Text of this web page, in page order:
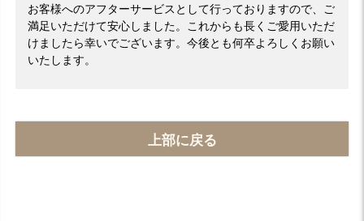
お客様へのアフターサービスとして行っておりますので、ご
満足いただけて安心しました。これからも長くご愛用いただ
けましたら幸いでございます。今後とも何卒よろしくお願い
いたします。
上部に戻る